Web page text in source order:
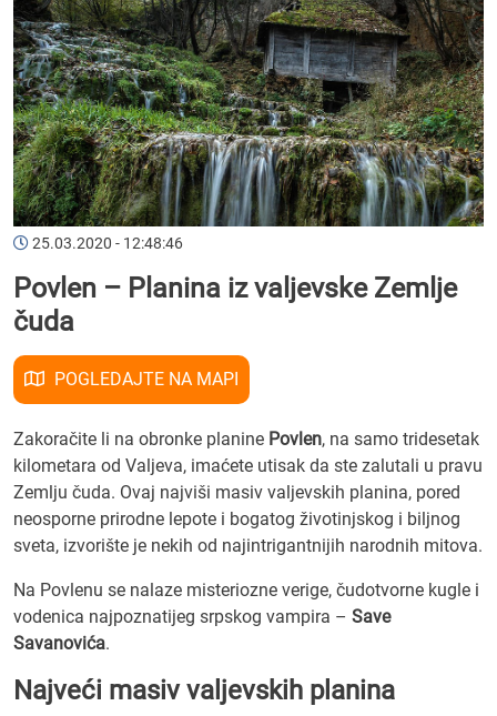
25.03.2020 - 12:48:46
Povlen – Planina iz valjevske Zemlje
čuda
POGLEDAJTE NA MAPI
Zakoračite li na obronke planine Povlen, na samo tridesetak
kilometara od Valjeva, imaćete utisak da ste zalutali u pravu
Zemlju čuda. Ovaj najviši masiv valjevskih planina, pored
neosporne prirodne lepote i bogatog životinjskog i biljnog
sveta, izvorište je nekih od najintrigantnijih narodnih mitova.
Na Povlenu se nalaze misteriozne verige, čudotvorne kugle i
vodenica najpoznatijeg srpskog vampira – Save
Savanovića.
Najveći masiv valjevskih planina